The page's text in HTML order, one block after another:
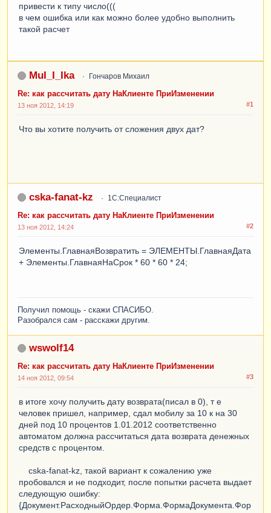
привести к типу число(((
в чем ошибка или как можно более удобно выполнить
такой расчет
MuI_I_Ika Гончаров Михаил
Re: как рассчитать дату НаКлиенте ПриИзменении
#1
13 ноя 2012, 14:19
Что вы хотите получить от сложения двух дат?
cska-fanat-kz 1С:Специалист
Re: как рассчитать дату НаКлиенте ПриИзменении
#2
13 ноя 2012, 14:24
Элементы.ГлавнаяВозвратить = ЭЛЕМЕНТЫ.ГлавнаяДата
+ Элементы.ГлавнаяНаСрок * 60 * 60 * 24;
Получил помощь - скажи СПАСИБО.
Разобрался сам - расскажи другим.
wswolf14
Re: как рассчитать дату НаКлиенте ПриИзменении
#3
14 ноя 2012, 09:54
в итоге хочу получить дату возврата(писал в 0), т е
человек пришел, например, сдал мобилу за 10 к на 30
дней под 10 процентов 1.01.2012 соответственно
автоматом должна рассчитаться дата возврата денежных
средств с процентом.
cska-fanat-kz, такой вариант к сожалению уже
пробовался и не подходит, после попытки расчета выдает
следующую ошибку:
{Документ.РасходныйОрдер.Форма.ФормаДокумента.Фор